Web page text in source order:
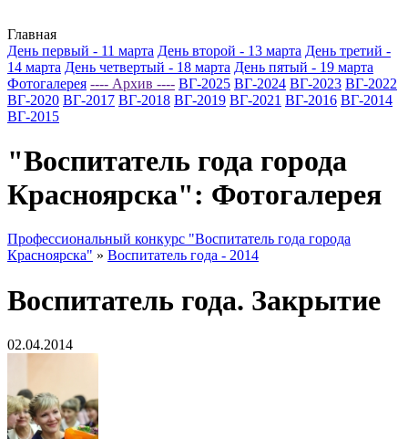
Главная
День первый - 11 марта День второй - 13 марта День третий -
14 марта День четвертый - 18 марта День пятый - 19 марта
Фотогалерея ---- Архив ---- ВГ-2025 ВГ-2024 ВГ-2023 ВГ-2022
ВГ-2020 ВГ-2017 ВГ-2018 ВГ-2019 ВГ-2021 ВГ-2016 ВГ-2014
ВГ-2015
"Воспитатель года города
Красноярска": Фотогалерея
Профессиональный конкурс "Воспитатель года города
Красноярска" » Воспитатель года - 2014
Воспитатель года. Закрытие
02.04.2014